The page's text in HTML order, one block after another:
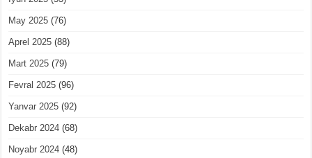
May 2025 (76)
Aprel 2025 (88)
Mart 2025 (79)
Fevral 2025 (96)
Yanvar 2025 (92)
Dekabr 2024 (68)
Noyabr 2024 (48)